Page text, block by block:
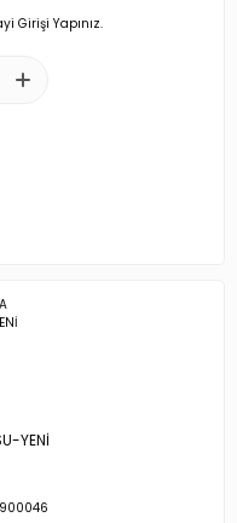
Girişi Yapınız.
YENİ